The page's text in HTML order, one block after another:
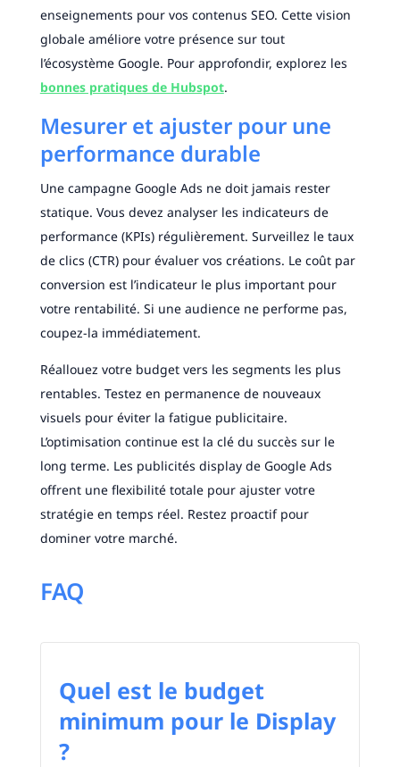
enseignements pour vos contenus SEO. Cette vision
globale améliore votre présence sur tout
l’écosystème Google. Pour approfondir, explorez les
bonnes pratiques de Hubspot.
Mesurer et ajuster pour une
performance durable
Une campagne Google Ads ne doit jamais rester
statique. Vous devez analyser les indicateurs de
performance (KPIs) régulièrement. Surveillez le taux
de clics (CTR) pour évaluer vos créations. Le coût par
conversion est l’indicateur le plus important pour
votre rentabilité. Si une audience ne performe pas,
coupez-la immédiatement.
Réallouez votre budget vers les segments les plus
rentables. Testez en permanence de nouveaux
visuels pour éviter la fatigue publicitaire.
L’optimisation continue est la clé du succès sur le
long terme. Les publicités display de Google Ads
offrent une flexibilité totale pour ajuster votre
stratégie en temps réel. Restez proactif pour
dominer votre marché.
FAQ
Quel est le budget
minimum pour le Display
?